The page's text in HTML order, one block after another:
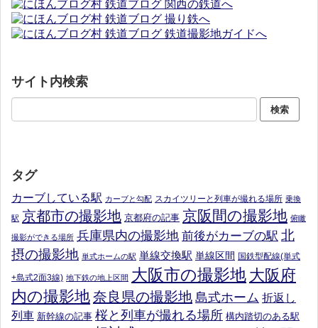
サイト内検索
タグ
カーブしている駅 カーブと勾配 スカイツリーと列車が撮れる場所 乗換
駅 京都市の撮影地 京都府の記事 京阪間の撮影地 俯瞰
撮影ができる場所 兵庫県内の撮影地 前後がカーブの駅 北
摂の撮影地 単式ホームの駅 単線交換駅 単線区間 国鉄型配線(単式
+島式2面3線) 地下鉄の地上区間 大阪市の撮影地 大阪府
内の撮影地奈良県の撮影地 島式ホーム 折返し
列車 新幹線の記事 桜と列車が撮れる場所 構内踏切のある駅